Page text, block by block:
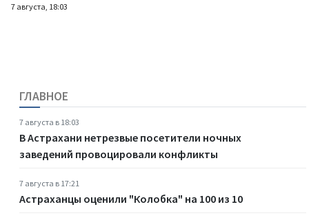
7 августа, 18:03
ГЛАВНОЕ
7 августа в 18:03
В Астрахани нетрезвые посетители ночных
заведений провоцировали конфликты
7 августа в 17:21
Астраханцы оценили "Колобка" на 100 из 10